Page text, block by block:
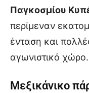
Παγκοσμίου
περίμεναν
ένταση και
αγωνιστικό χώρο.
Μεξικάνικο